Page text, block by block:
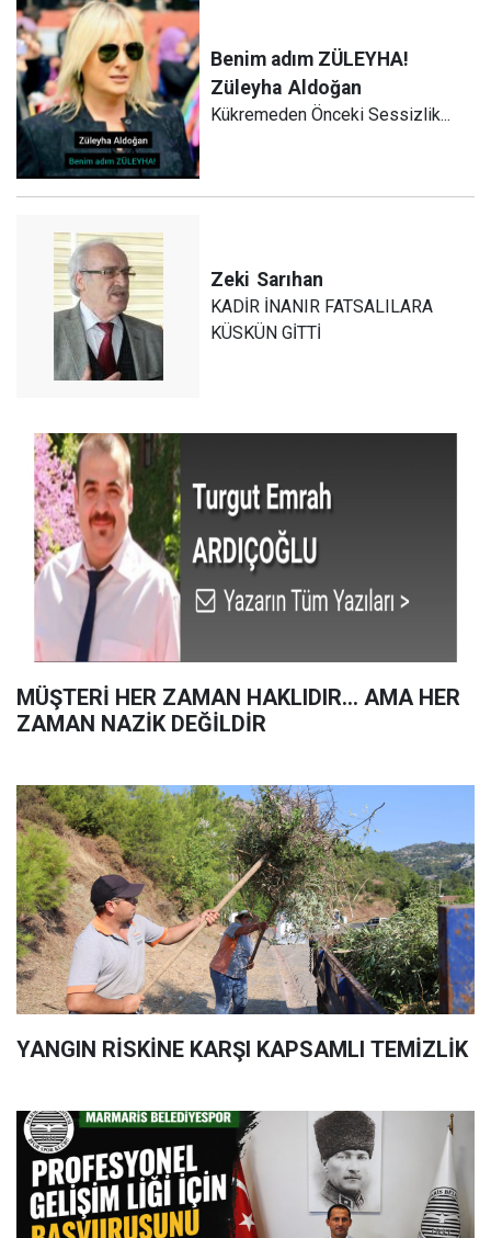
Benim adım ZÜLEYHA!
Züleyha Aldoğan
Kükremeden Önceki Sessizlik...
Zeki Sarıhan
KADİR İNANIR FATSALILARA
KÜSKÜN GİTTİ
MÜŞTERİ HER ZAMAN HAKLIDIR… AMA HER
ZAMAN NAZİK DEĞİLDİR
YANGIN RİSKİNE KARŞI KAPSAMLI TEMİZLİK